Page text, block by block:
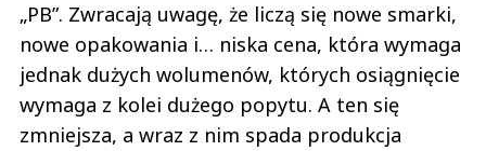
„PB”. Zwracają uwagę, że liczą się nowe smarki,
nowe opakowania i… niska cena, która wymaga
jednak dużych wolumenów, których osiągnięcie
wymaga z kolei dużego popytu. A ten się
zmniejsza, a wraz z nim spada produkcja